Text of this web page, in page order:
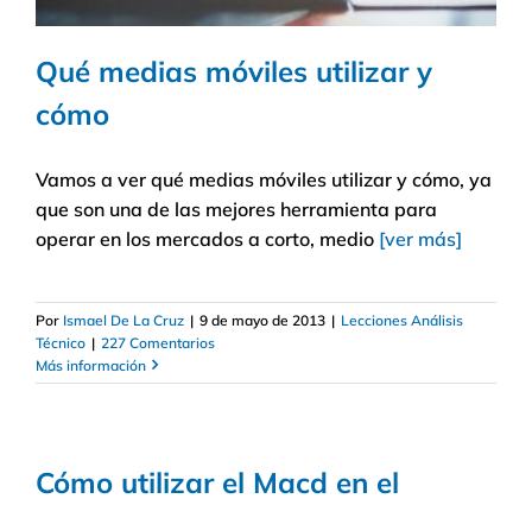
Qué medias móviles utilizar y cómo
Lecciones Análisis Técnico
Qué medias móviles utilizar y
cómo
Vamos a ver qué medias móviles utilizar y cómo, ya
que son una de las mejores herramienta para
operar en los mercados a corto, medio [ver más]
Por Ismael De La Cruz | 9 de mayo de 2013 | Lecciones Análisis
Técnico | 227 Comentarios
Más información
Cómo utilizar el Macd en el